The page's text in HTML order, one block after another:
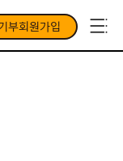
부회원가입